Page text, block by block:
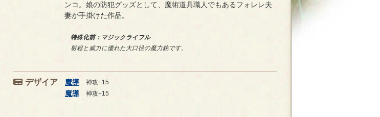
ンコ。娘の防犯グッズとして、魔術道具職人でもあるフォレレ夫
妻が手掛けた作品。
特殊化前：マジックライフル
射程と威力に優れた大口径の魔力銃です。
デザイア 魔導 神攻+15
魔導 神攻+15